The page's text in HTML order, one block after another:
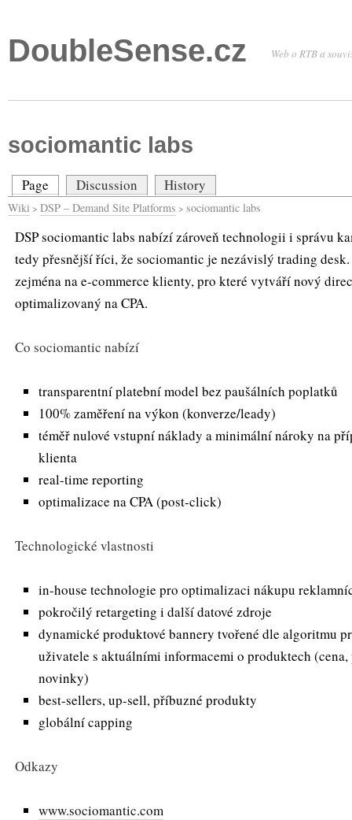
DoubleSense.cz Web o RTB a
sociomantic labs
Page Discussion History
Wiki > DSP – Demand Site Platforms > sociomantic labs
DSP sociomantic labs nabízí zároveň technologii i správu
tedy přesnější říci, že sociomantic je nezávislý trading
zejména na e-commerce klienty, pro které vytváří nový
optimalizovaný na CPA.
Co sociomantic nabízí
transparentní platební model bez paušálních poplatků
100% zaměření na výkon (konverze/leady)
téměř nulové vstupní náklady a minimální nároky na
klienta
real-time reporting
optimalizace na CPA (post-click)
Technologické vlastnosti
in-house technologie pro optimalizaci nákupu
pokročilý retargeting i další datové zdroje
dynamické produktové bannery tvořené dle algoritmu
uživatele s aktuálními informacemi o produktech (cena,
novinky)
best-sellers, up-sell, příbuzné produkty
globální capping
Odkazy
www.sociomantic.com